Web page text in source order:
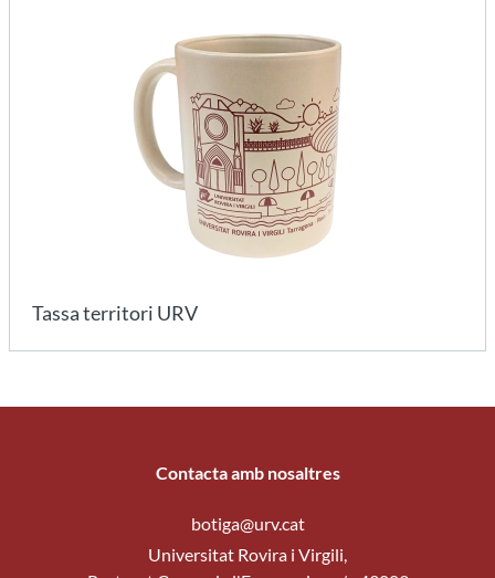
Tassa territori URV
Contacta amb nosaltres
botiga@urv.cat
Universitat Rovira i Virgili,